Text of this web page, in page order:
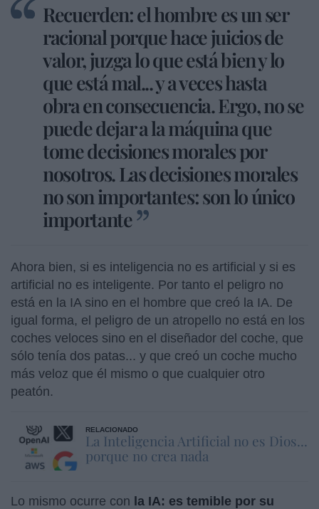
Recuerden: el hombre es un ser
racional porque hace juicios de
valor, juzga lo que está bien y lo
que está mal... y a veces hasta
obra en consecuencia. Ergo, no se
puede dejar a la máquina que
tome decisiones morales por
nosotros. Las decisiones morales
no son importantes: son lo único
importante
Ahora bien, si es inteligencia no es artificial y si es
artificial no es inteligente. Por tanto el peligro no
está en la IA sino en el hombre que creó la IA. De
igual forma, el peligro de un atropello no está en los
coches veloces sino en el diseñador del coche, que
sólo tenía dos patas... y que creó un coche mucho
más veloz que él mismo o que cualquier otro
peatón.
RELACIONADO
La Inteligencia Artificial no es Dios...
porque no crea nada
Lo mismo ocurre con la IA: es temible por su